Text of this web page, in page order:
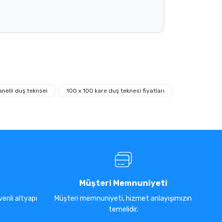
duş teknsei 100 x 100 kare duş teknesi fiyatları
altyapı
Müşteri Memnuniyeti
Müşteri memnuniyeti, hizmet anlayışımızın
temelidir.